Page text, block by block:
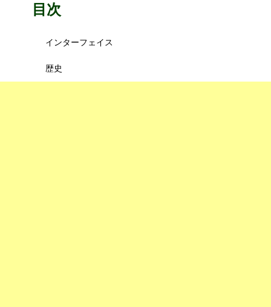
目次
インターフェイス
歴史